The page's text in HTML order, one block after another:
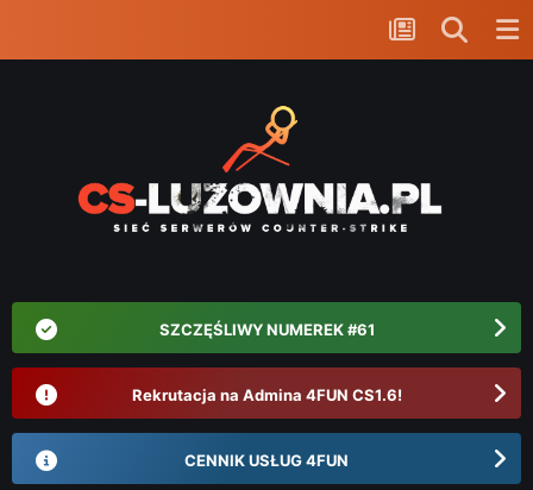
SZCZĘŚLIWY NUMEREK #61
Rekrutacja na Admina 4FUN CS1.6!
CENNIK USŁUG 4FUN